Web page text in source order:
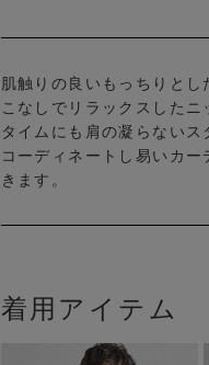
肌触りの良いもっちりと
こなしでリラックスした
タイムにも肩の凝らない
コーディネートし易いカ
きます。
着用アイテム